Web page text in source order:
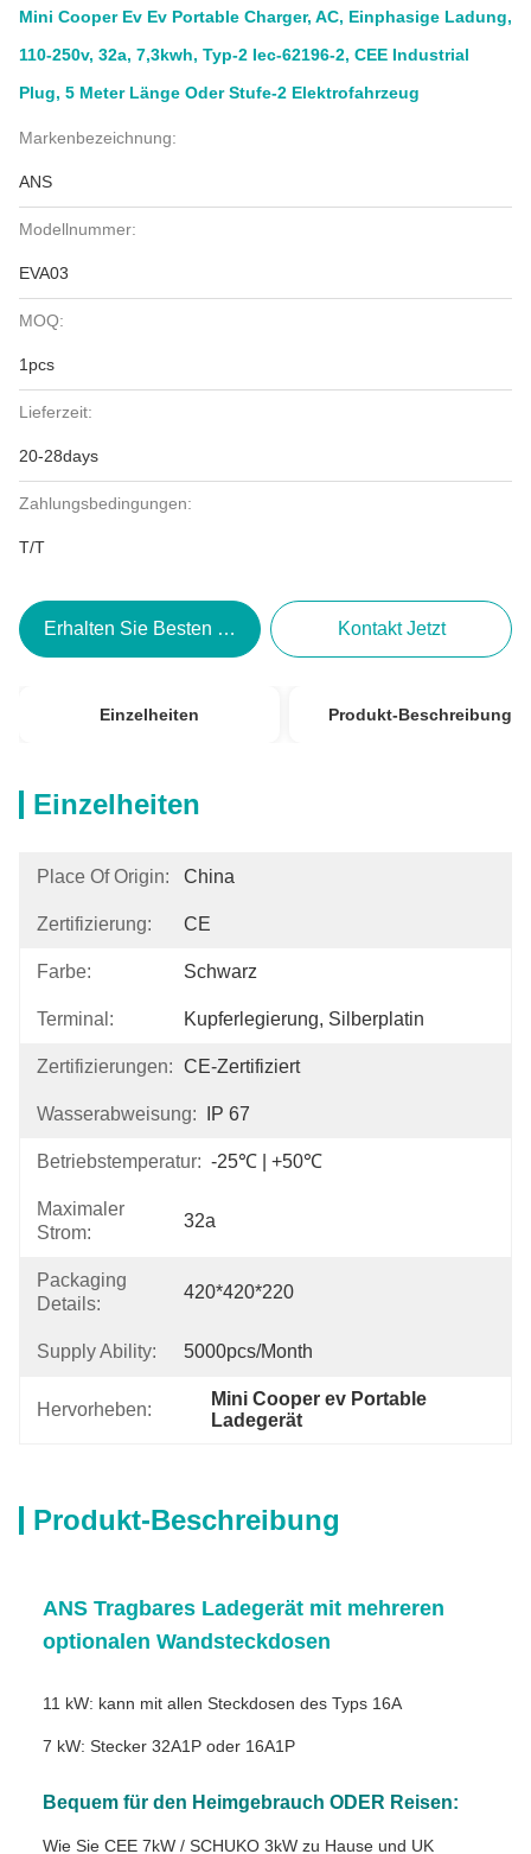
Mini Cooper Ev Ev Portable Charger, AC, Einphasige Ladung,
110-250v, 32a, 7,3kwh, Typ-2 Iec-62196-2, CEE Industrial
Plug, 5 Meter Länge Oder Stufe-2 Elektrofahrzeug
Markenbezeichnung:
ANS
Modellnummer:
EVA03
MOQ:
1pcs
Lieferzeit:
20-28days
Zahlungsbedingungen:
T/T
Erhalten Sie Besten Preis Kontakt Jetzt
Einzelheiten Produkt-Beschreibung
Einzelheiten
Place Of Origin: China
Zertifizierung: CE
Farbe: Schwarz
Terminal: Kupferlegierung, Silberplatin
Zertifizierungen: CE-Zertifiziert
Wasserabweisung: IP 67
Betriebstemperatur: -25℃ | +50℃
Maximaler
Strom:
32a
Packaging
Details:
420*420*220
Supply Ability: 5000pcs/month
Hervorheben:
Mini Cooper ev Portable
Ladegerät
Produkt-Beschreibung
ANS Tragbares Ladegerät mit mehreren
optionalen Wandsteckdosen
11 kW: kann mit allen Steckdosen des Typs 16A
7 kW: Stecker 32A1P oder 16A1P
Bequem für den Heimgebrauch ODER Reisen:
Wie Sie CEE 7kW / SCHUKO 3kW zu Hause und UK